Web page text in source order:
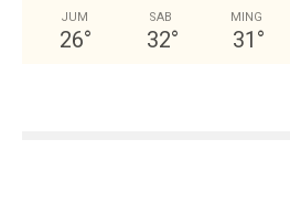
JUM
26°
SAB
32°
MING
31 °